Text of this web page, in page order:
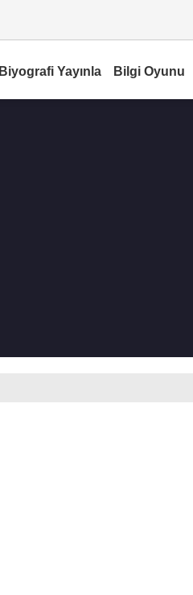
Biyografi Yayınla Bilgi Oyunu